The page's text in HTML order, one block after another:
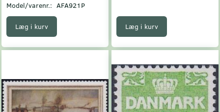
Model/varenr.: AFA921P
Læg i kurv Læg i kurv